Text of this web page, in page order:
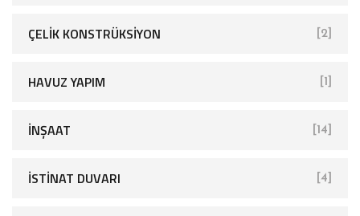
ÇELIK KONSTRÜKSIYON [2]
HAVUZ YAPIM [1]
İNŞAAT [14]
İSTINAT DUVARI [4]